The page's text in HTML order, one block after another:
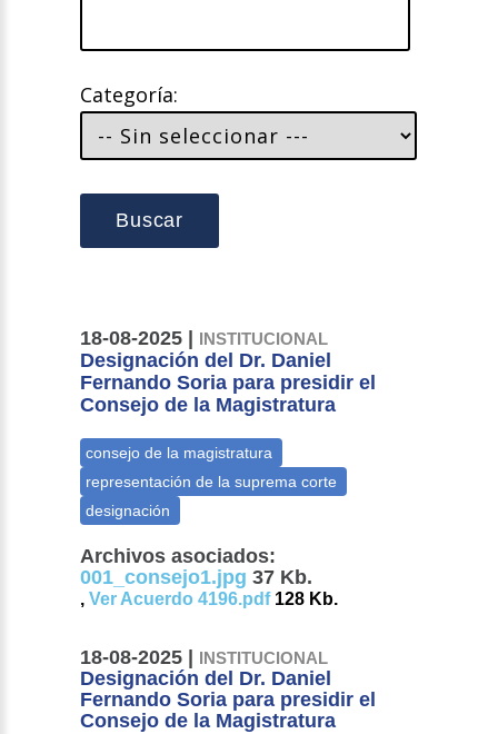
Categoría:
Buscar
18-08-2025 | INSTITUCIONAL
Designación del Dr. Daniel
Fernando Soria para presidir el
Consejo de la Magistratura
Archivos asociados:
001_consejo1.jpg 37 Kb.
,Ver Acuerdo 4196.pdf128 Kb.
18-08-2025 | INSTITUCIONAL
Designación del Dr. Daniel
Fernando Soria para presidir el
Consejo de la Magistratura